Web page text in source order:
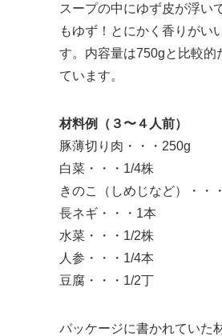
スープの中にゆず皮が浮い
もゆず！とにかく香りがい
す。内容量は750gと比較的
ています。
材料例（３〜４人前）
豚薄切り肉・・・250g
白菜・・・1/4株
きのこ（しめじなど）・・
長ネギ・・・1本
水菜・・・1/2株
人参・・・1/4本
豆腐・・・1/2丁
パッケージに書かれていた